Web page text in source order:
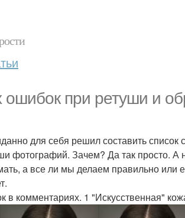
при ретуши и
для себя решил составить список
фотографий. Зачем? Да так просто.
а все ли мы делаем правильно или
в комментариях. 1 "Искусственная"